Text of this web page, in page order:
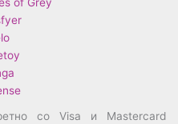
со Visa и Mastercard